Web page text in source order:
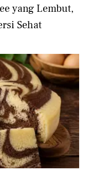
yang Lembut,
Sehat